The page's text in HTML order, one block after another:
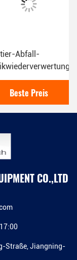
Abfall-
PVCs pp.,
Beste Preis
CO.,LTD
Straße, Jiangning-